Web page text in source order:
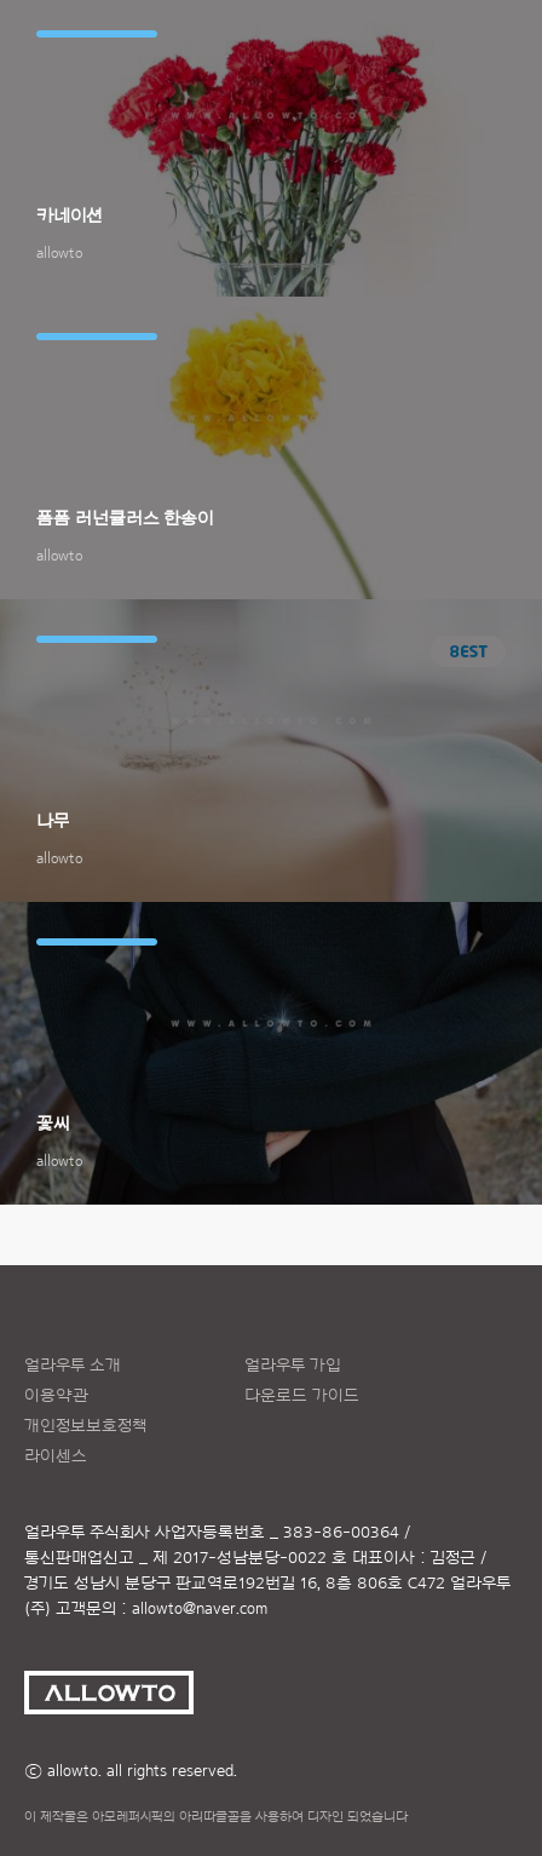
allowto
카네이션
allowto
폼폼 러넌큘러스 한송이
allowto
나무
allowto
꽃씨
얼라우투 소개
이용약관
개인정보보호정책
라이센스
얼라우투 가입
다운로드 가이드
얼라우투 주식회사 사업자등록번호 _ 383-86-00364 /
통신판매업신고 _ 제 2017-성남분당-0022 호 대표이사 : 김정근 /
경기도 성남시 분당구 판교역로192번길 16, 8층 806호 C472 얼라우투
(주) 고객문의 : allowto@naver.com
ⓒ allowto. all rights reserved.
이 제작물은 아모레퍼시픽의 아리따글꼴을 사용하여 디자인 되었습니다